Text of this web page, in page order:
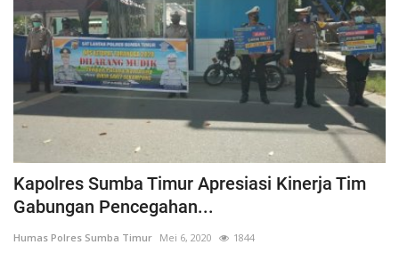
Kapolres Sumba Timur Apresiasi Kinerja Tim
Gabungan Pencegahan...
Humas Polres Sumba Timur Mei 6, 2020 1844